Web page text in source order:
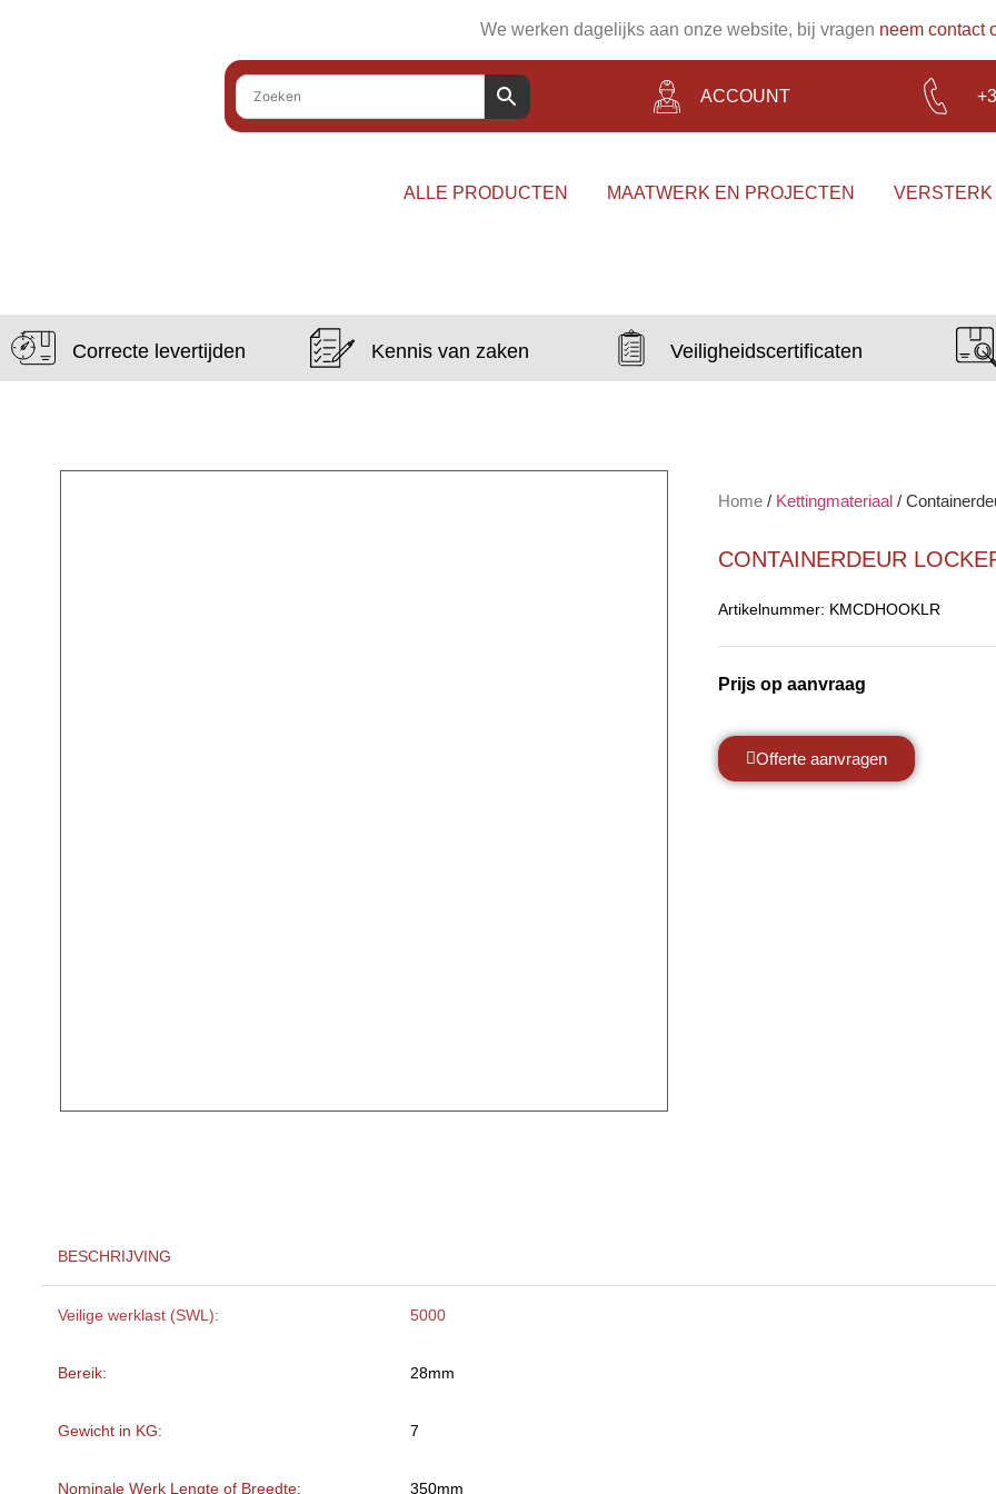
We werken dagelijks aan onze website, bij vragen neem contact
ACCOUNT
ALLE PRODUCTEN MAATWERK EN PROJECTEN VERSTERK
Correcte levertijden Kennis van zaken Veiligheidscertificaten
Home / Kettingmateriaal /
CONTAINERDEUR
Artikelnummer: KMCDHOOKLR
Prijs op aanvraag
Offerte aanvragen
BESCHRIJVING
Veilige werklast (SWL): 5000
Bereik: 28mm
Gewicht in KG: 7
Nominale Werk Lengte of Breedte: 350mm